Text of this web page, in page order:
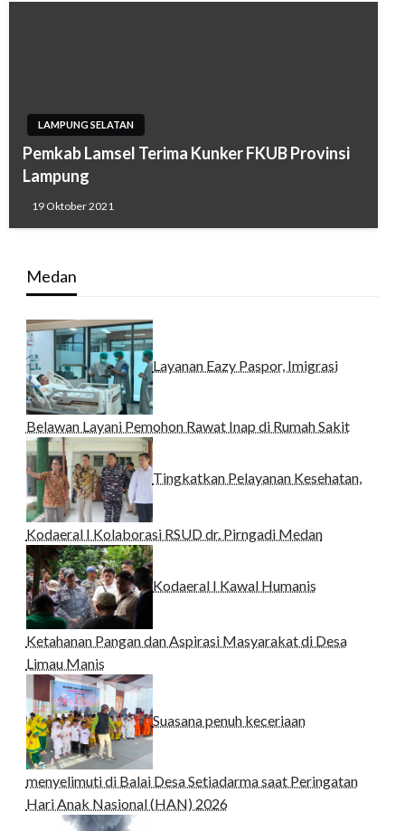
LAMPUNG SELATAN
Pemkab Lamsel Terima Kunker FKUB Provinsi
Lampung
19 Oktober 2021
Medan
Layanan Eazy Paspor, Imigrasi
Belawan Layani Pemohon Rawat Inap di Rumah Sakit
Tingkatkan Pelayanan Kesehatan,
Kodaeral I Kolaborasi RSUD dr. Pirngadi Medan‎
Kodaeral I Kawal Humanis
Ketahanan Pangan dan Aspirasi Masyarakat di Desa
Limau Manis
Suasana penuh keceriaan
menyelimuti di Balai Desa Setiadarma saat Peringatan
Hari Anak Nasional (HAN) 2026